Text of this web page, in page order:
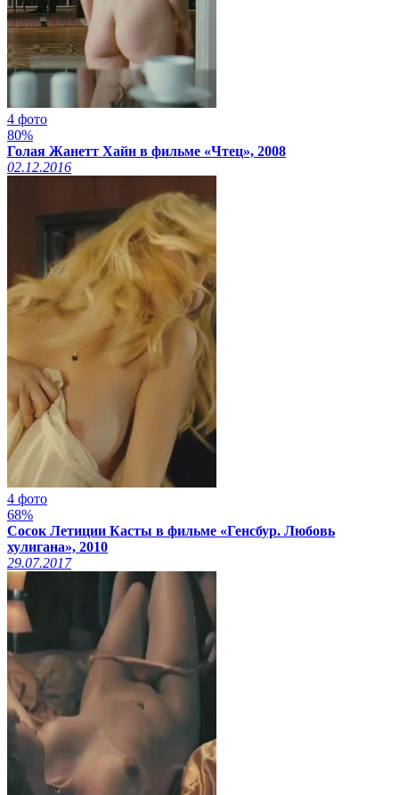
4 фото
80%
Голая Жанетт Хайн в фильме «Чтец», 2008
02.12.2016
4 фото
68%
Сосок Летиции Касты в фильме «Генсбур. Любовь
хулигана», 2010
29.07.2017